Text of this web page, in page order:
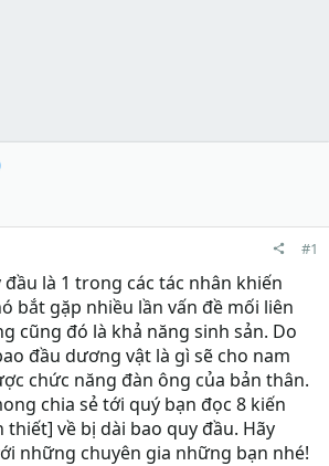
#1
là 1 trong các tác nhân khiến
bắt gặp nhiều lần vấn đề mối liên
cũng đó là khả năng sinh sản. Do
đầu dương vật là gì sẽ cho nam
chức năng đàn ông của bản thân.
chia sẻ tới quý bạn đọc 8 kiến
thiết] về bị dài bao quy đầu. Hãy
những chuyên gia những bạn nhé!